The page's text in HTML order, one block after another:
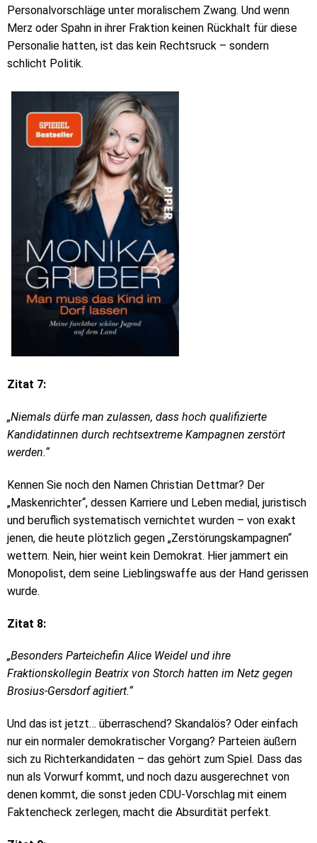
Personalvorschläge unter moralischem Zwang. Und wenn
Merz oder Spahn in ihrer Fraktion keinen Rückhalt für diese
Personalie hatten, ist das kein Rechtsruck – sondern
schlicht Politik.
Zitat 7:
„Niemals dürfe man zulassen, dass hoch qualifizierte
Kandidatinnen durch rechtsextreme Kampagnen zerstört
werden.“
Kennen Sie noch den Namen Christian Dettmar? Der
„Maskenrichter“, dessen Karriere und Leben medial, juristisch
und beruflich systematisch vernichtet wurden – von exakt
jenen, die heute plötzlich gegen „Zerstörungskampagnen“
wettern. Nein, hier weint kein Demokrat. Hier jammert ein
Monopolist, dem seine Lieblingswaffe aus der Hand gerissen
wurde.
Zitat 8:
„Besonders Parteichefin Alice Weidel und ihre
Fraktionskollegin Beatrix von Storch hatten im Netz gegen
Brosius-Gersdorf agitiert.“
Und das ist jetzt… überraschend? Skandalös? Oder einfach
nur ein normaler demokratischer Vorgang? Parteien äußern
sich zu Richterkandidaten – das gehört zum Spiel. Dass das
nun als Vorwurf kommt, und noch dazu ausgerechnet von
denen kommt, die sonst jeden CDU-Vorschlag mit einem
Faktencheck zerlegen, macht die Absurdität perfekt.